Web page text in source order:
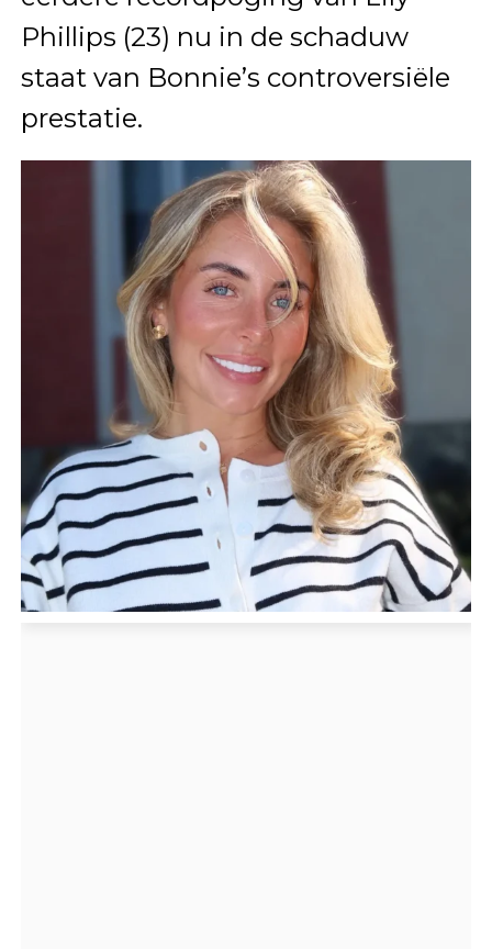
Phillips (23) nu in de schaduw
staat van Bonnie’s controversiële
prestatie.